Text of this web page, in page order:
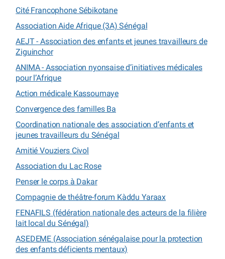
Cité Francophone Sébikotane
Association Aide Afrique (3A) Sénégal
AEJT - Association des enfants et jeunes travailleurs de
Ziguinchor
ANIMA - Association nyonsaise d’initiatives médicales
pour l’Afrique
Action médicale Kassoumaye
Convergence des familles Ba
Coordination nationale des association d’enfants et
jeunes travailleurs du Sénégal
Amitié Vouziers Civol
Association du Lac Rose
Penser le corps à Dakar
Compagnie de théâtre-forum Kàddu Yaraax
FENAFILS (fédération nationale des acteurs de la filière
lait local du Sénégal)
ASEDEME (Association sénégalaise pour la protection
des enfants déficients mentaux)